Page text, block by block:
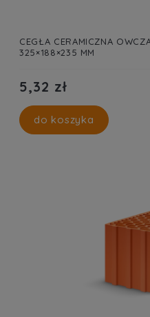
CEGŁA CERAMICZNA
325×188×235 MM
5,32 zł
do koszyka